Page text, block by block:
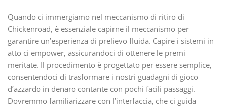
Quando ci immergiamo nel meccanismo di ritiro di
Chickenroad, è essenziale capirne il meccanismo per
garantire un’esperienza di prelievo fluida. Capire i sistemi in
atto ci empower, assicurandoci di ottenere le premi
meritate. Il procedimento è progettato per essere semplice,
consentendoci di trasformare i nostri guadagni di gioco
d’azzardo in denaro contante con pochi facili passaggi.
Dovremmo familiarizzare con l’interfaccia, che ci guida